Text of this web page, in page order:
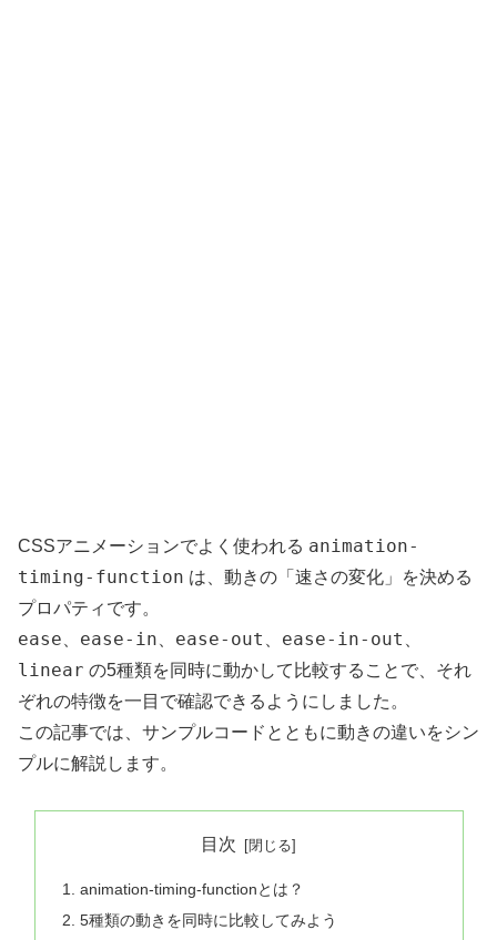
CSSアニメーションでよく使われる animation-
timing-function は、動きの「速さの変化」を決める
プロパティです。
ease ease-in ease-out ease-in-out
linear の5種類を同時に動かして比較することで、それ
ぞれの特徴を一目で確認できるようにしました。
この記事では、サンプルコードとともに動きの違いをシン
プルに解説します。
目次
animation-timing-functionとは？
5種類の動きを同時に比較してみよう